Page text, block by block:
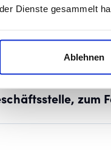
der Dienste gesammelt
Ablehnen
zum